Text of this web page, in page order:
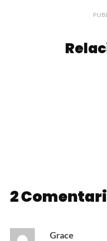
2
Grace